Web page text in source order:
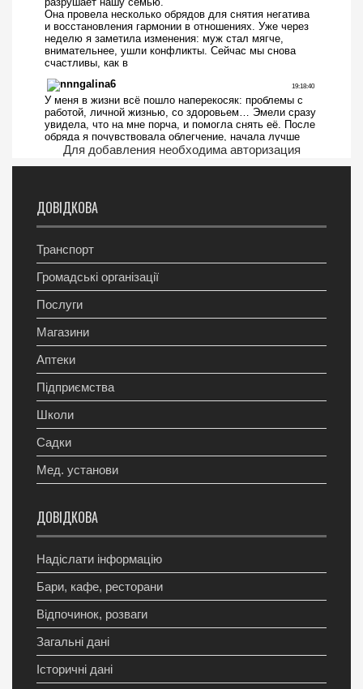
Для добавления необходима авторизация
ДОВІДКОВА
Транспорт
Громадські організації
Послуги
Магазини
Аптеки
Підприємства
Школи
Садки
Мед. установи
ДОВІДКОВА
Надіслати інформацію
Бари, кафе, ресторани
Відпочинок, розваги
Загальні дані
Історичні дані